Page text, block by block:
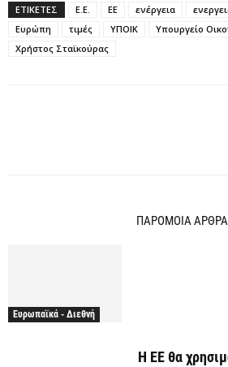
ΕΤΙΚΕΤΕΣ Ε.Ε. ΕΕ ενέργεια
Ευρώπη
τιμές ΥΠΟΙΚ
Υπουργείο
Χρήστος Σταϊκούρας
ΠΑΡΟΜΟΙΑ ΑΡΘΡΑ
Ευρωπαϊκά - Διεθνή
Η ΕΕ θα